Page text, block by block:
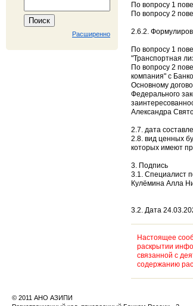
Расширенно
По вопросу 1
По вопросу 2
2.6.2.
По вопросу 1
"Транспортная
По вопросу 2
компания" с
Основному
Федерального
Александра
2.7. дата
2.8. вид ценных
которых имеют
3. Подпись
3.1. Специалист
Кулёмина Алла
3.2. Дата
Настоящее
раскрытии
связанной с
содержанию
© 2011 АНО АЗИПИ